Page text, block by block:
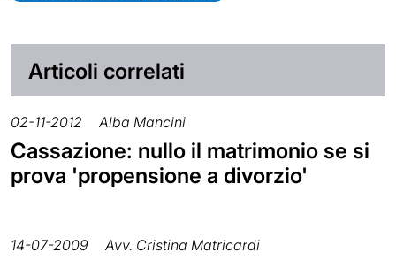
Articoli correlati
02-11-2012 Alba Mancini
Cassazione: nullo il matrimonio se si
prova 'propensione a divorzio'
14-07-2009 Avv. Cristina Matricardi